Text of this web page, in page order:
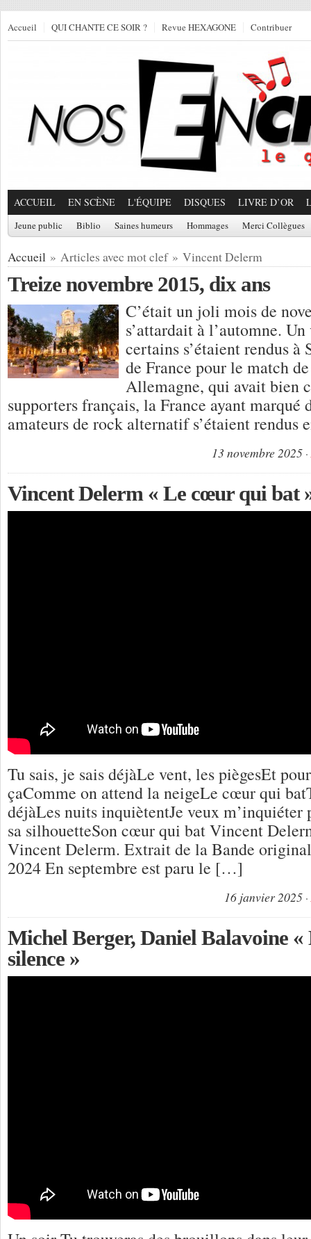
Accueil QUI CHANTE CE SOIR ? Revue HEXAGONE Contribuer
ACCUEIL EN SCÈNE L'ÉQUIPE DISQUES LIVRE D’OR
Jeune public Biblio Saines humeurs Hommages Merci Collègues
Accueil » Articles avec mot clef » Vincent Delerm
Treize novembre 2015, dix ans
C’était un joli mois de
s’attardait à l’automne.
certains s’étaient rendus à
de France pour le match
Allemagne, qui avait bien
supporters français, la France ayant marqué
amateurs de rock alternatif s’étaient
13 novembre 2025
Vincent Delerm « Le cœur qui bat
Tu sais, je sais déjàLe vent, les piègesEt
çaComme on attend la neigeLe cœur qui
déjàLes nuits inquiètentJe veux m’inquiéter
sa silhouetteSon cœur qui bat Vincent
Vincent Delerm. Extrait de la Bande
2024 En septembre est paru le […]
16 janvier 2025
Michel Berger, Daniel Balavoine «
silence »